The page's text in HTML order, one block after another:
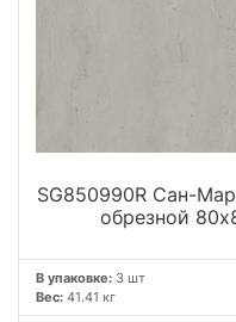
SG850990R Сан-
обрезной
В упаковке: 3 шт
Вес: 41.41 кг